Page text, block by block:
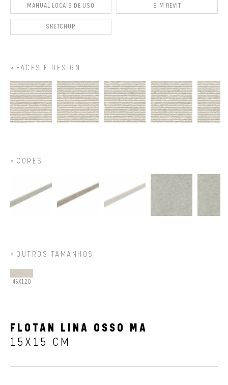
MANUAL LOCAIS DE USO BIM REVIT
SKETCHUP
FACES E DESIGN
CORES
OUTROS TAMANHOS
45X120
FLOTAN LINA OSSO MA
15X15 CM